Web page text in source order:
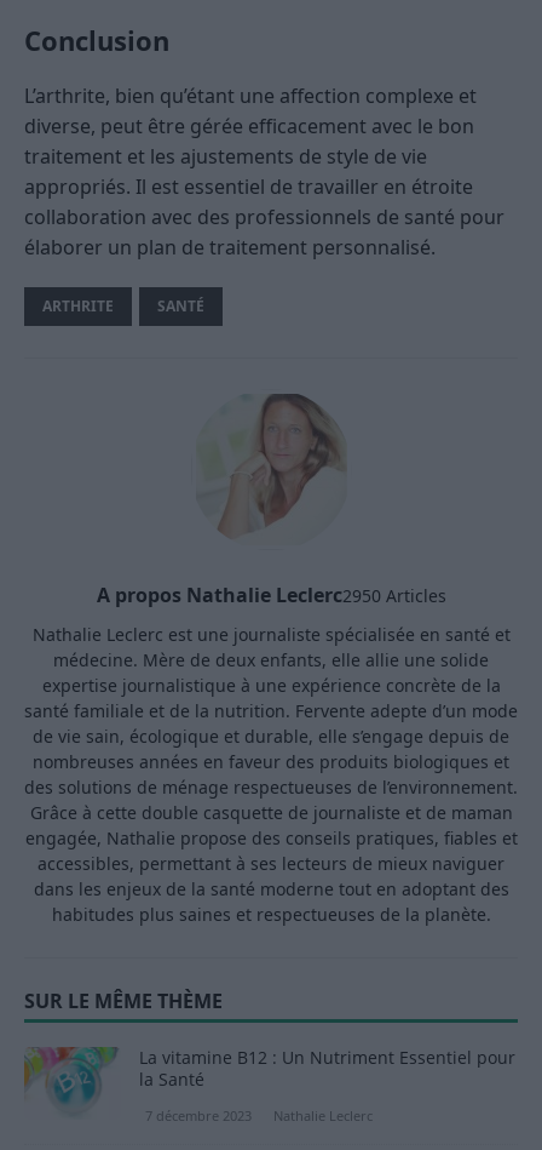
Conclusion
L’arthrite, bien qu’étant une affection complexe et
diverse, peut être gérée efficacement avec le bon
traitement et les ajustements de style de vie
appropriés. Il est essentiel de travailler en étroite
collaboration avec des professionnels de santé pour
élaborer un plan de traitement personnalisé.
ARTHRITE SANTÉ
A propos Nathalie Leclerc2950 Articles
Nathalie Leclerc est une journaliste spécialisée en santé et
médecine. Mère de deux enfants, elle allie une solide
expertise journalistique à une expérience concrète de la
santé familiale et de la nutrition. Fervente adepte d’un mode
de vie sain, écologique et durable, elle s’engage depuis de
nombreuses années en faveur des produits biologiques et
des solutions de ménage respectueuses de l’environnement.
Grâce à cette double casquette de journaliste et de maman
engagée, Nathalie propose des conseils pratiques, fiables et
accessibles, permettant à ses lecteurs de mieux naviguer
dans les enjeux de la santé moderne tout en adoptant des
habitudes plus saines et respectueuses de la planète.
SUR LE MÊME THÈME
La vitamine B12 : Un Nutriment Essentiel pour
la Santé
7 décembre 2023 Nathalie Leclerc